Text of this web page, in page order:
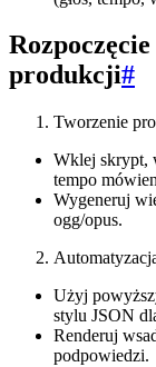
produkcji#
Tworzenie
Wklej skrypt,
tempo
Wygeneruj
ogg/opus.
Użyj
stylu JSON
Renderuj
podpowiedzi.